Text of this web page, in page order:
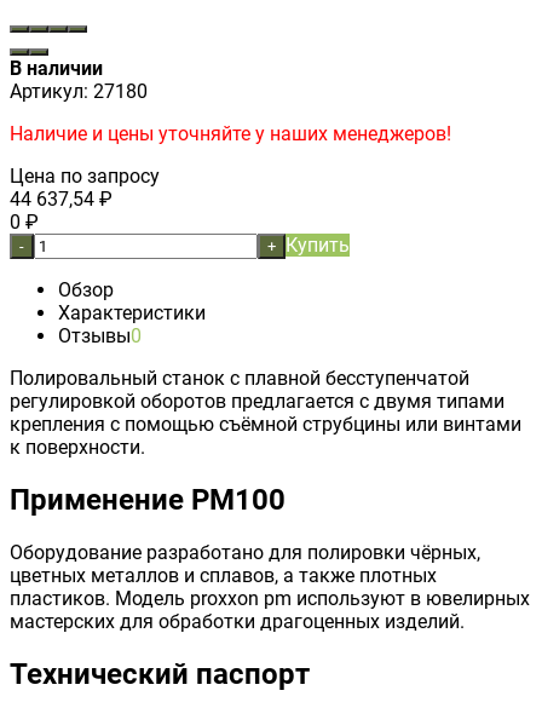
В наличии
Артикул: 27180
Наличие и цены уточняйте у наших менеджеров!
Цена по запросу
44 637,54 ₽
0 ₽
- + Купить
Обзор
Характеристики
Отзывы0
Полировальный станок с плавной бесступенчатой
регулировкой оборотов предлагается с двумя типами
крепления с помощью съёмной струбцины или винтами
к поверхности.
Применение PM100
Оборудование разработано для полировки чёрных,
цветных металлов и сплавов, а также плотных
пластиков. Модель proxxon pm используют в ювелирных
мастерских для обработки драгоценных изделий.
Технический паспорт